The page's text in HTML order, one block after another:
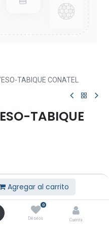
Agregar al carrito
0
Deseos Cuenta
TABIQUE CONATEL
TABIQUE